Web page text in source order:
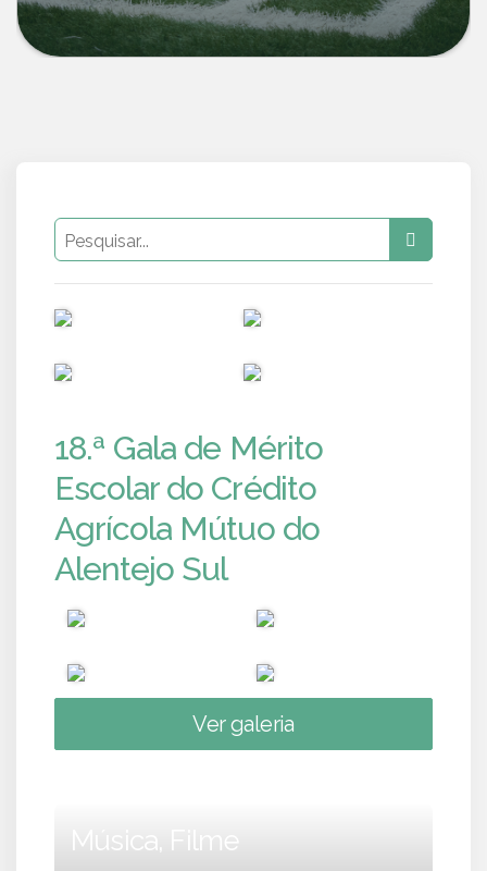
18.ª Gala de Mérito
Escolar do Crédito
Agrícola Mútuo do
Alentejo Sul
Ver galeria
Música, Filme